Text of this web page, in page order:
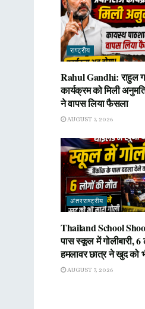
राष्ट्रीय
Rahul Gandhi: राहुल
कार्यक्रम को मिली
ने वापस लिया फैसला
AUGUST 7, 2026
अंतरराष्ट्रीय
Thailand School
पास स्कूल में गोलीबारी, 6
हमलावर छात्र ने खुद को
AUGUST 7, 2026